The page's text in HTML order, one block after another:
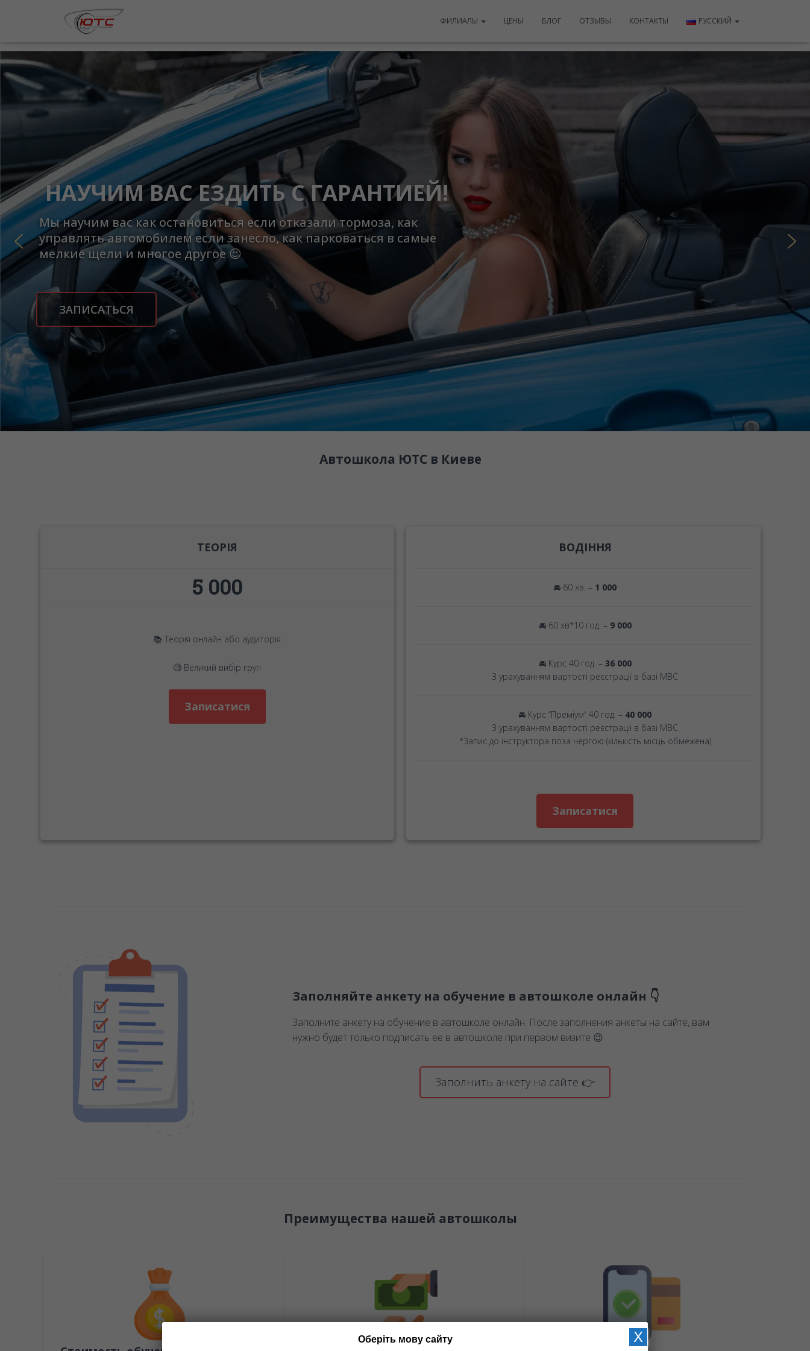
ФИЛИАЛЫ ЦЕНЫ БЛОГ ОТЗЫВЫ КОНТАКТЫ РУССКИЙ
НЕЗАБЫВАЕМЫЕ ЭМОЦИИ
✅ теоретический курс 1 мес. (Online/Offline)
✅ практический курс 40 часов
✅ ГСМ
🙅‍♂️ Без доплат
ЗАПИСАТЬСЯ
Автошкола ЮТС в Киеве
ТЕОРІЯ
5 000
📚 Теорія онлайн або аудиторія
🧐 Великий вибір груп
Записатися
ВОДІННЯ
🚘 60 хв. – 1 000
🚘 60 хв*10 год. –9 000
🚘 Курс 40 год. –36 000
З урахуванням вартості реєстрації в базі МВС
🚘 Курс “Преміум” 40 год. – 40 000
З урахуванням вартості реєстрації в базі МВС
*Запис до інструктора поза чергою (кількість місць обмежена)
Записатися
Заполняйте анкету на обучение в автошколе онлайн 👇
Заполните анкету на обучение в автошколе онлайн. После заполнения анкеты на сайте, вам
нужно будет только подписать ее в автошколе при первом визите 😉
Заполнить анкету на сайте 👉
Преимущества нашей автошколы
Оберіть мову сайту
X